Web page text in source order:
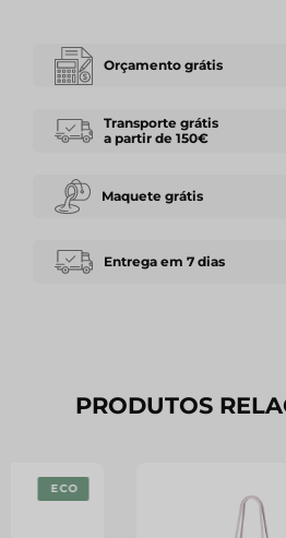
Orçamento grátis
Transporte grátis
a partir de 150€
Maquete grátis
Entrega em 7 dias
PRODUTOS
ECO